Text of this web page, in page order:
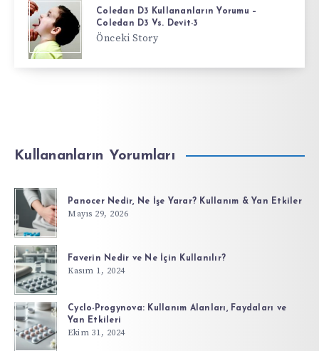
Coledan D3 Kullananların Yorumu –
Coledan D3 Vs. Devit-3
Önceki Story
Kullananların Yorumları
Panocer Nedir, Ne İşe Yarar? Kullanım & Yan Etkiler
Mayıs 29, 2026
Faverin Nedir ve Ne İçin Kullanılır?
Kasım 1, 2024
Cyclo-Progynova: Kullanım Alanları, Faydaları ve
Yan Etkileri
Ekim 31, 2024